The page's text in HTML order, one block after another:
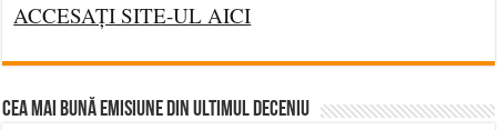
ACCESAȚI SITE-UL AICI
CEA MAI BUNĂ EMISIUNE DIN ULTIMUL DECENIU